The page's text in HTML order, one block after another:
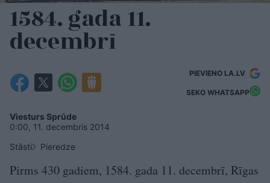
1584. gada 11.
decembrī
PIEVIENO LA.LV
SEKO WHATSAPP
Viesturs Sprūde
0:00, 11. decembris 2014
Stāsti
Pieredze
Pirms 430 gadiem, 1584. gada 11. decembrī, Rīgas